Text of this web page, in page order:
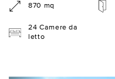
870 mq
24 Camere da
letto